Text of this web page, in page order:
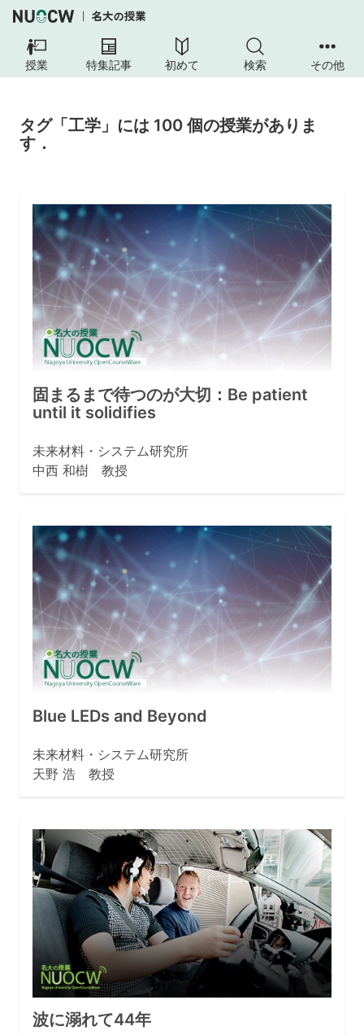
授業 特集記事 初めて 検索 その他
タグ「工学」には 100 個の授業がありま
す．
固まるまで待つのが大切：Be patient
until it solidifies
未来材料・システム研究所
中西 和樹 教授
Blue LEDs and Beyond
未来材料・システム研究所
天野 浩 教授
波に溺れて44年